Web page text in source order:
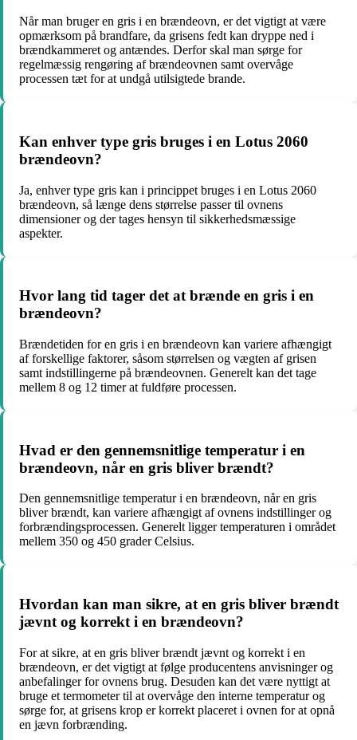
Når man bruger en gris i en brændeovn, er det vigtigt at være
opmærksom på brandfare, da grisens fedt kan dryppe ned i
brændkammeret og antændes. Derfor skal man sørge for
regelmæssig rengøring af brændeovnen samt overvåge
processen tæt for at undgå utilsigtede brande.
Kan enhver type gris bruges i en Lotus 2060
brændeovn?
Ja, enhver type gris kan i princippet bruges i en Lotus 2060
brændeovn, så længe dens størrelse passer til ovnens
dimensioner og der tages hensyn til sikkerhedsmæssige
aspekter.
Hvor lang tid tager det at brænde en gris i en
brændeovn?
Brændetiden for en gris i en brændeovn kan variere afhængigt
af forskellige faktorer, såsom størrelsen og vægten af ​​grisen
samt indstillingerne på brændeovnen. Generelt kan det tage
mellem 8 og 12 timer at fuldføre processen.
Hvad er den gennemsnitlige temperatur i en
brændeovn, når en gris bliver brændt?
Den gennemsnitlige temperatur i en brændeovn, når en gris
bliver brændt, kan variere afhængigt af ovnens indstillinger og
forbrændingsprocessen. Generelt ligger temperaturen i området
mellem 350 og 450 grader Celsius.
Hvordan kan man sikre, at en gris bliver brændt
jævnt og korrekt i en brændeovn?
For at sikre, at en gris bliver brændt jævnt og korrekt i en
brændeovn, er det vigtigt at følge producentens anvisninger og
anbefalinger for ovnens brug. Desuden kan det være nyttigt at
bruge et termometer til at overvåge den interne temperatur og
sørge for, at grisens krop er korrekt placeret i ovnen for at opnå
en jævn forbrænding.